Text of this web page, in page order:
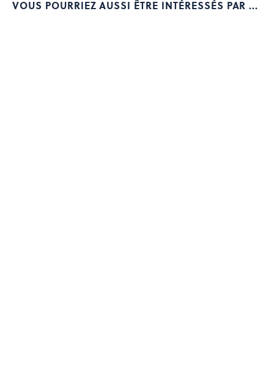
VOUS POURRIEZ AUSSI ÊTRE INTÉRESSÉS PAR ...